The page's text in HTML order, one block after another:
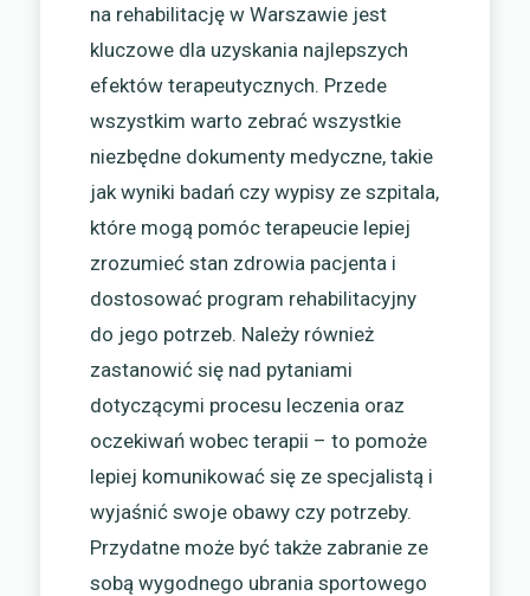
na rehabilitację w Warszawie jest
kluczowe dla uzyskania najlepszych
efektów terapeutycznych. Przede
wszystkim warto zebrać wszystkie
niezbędne dokumenty medyczne, takie
jak wyniki badań czy wypisy ze szpitala,
które mogą pomóc terapeucie lepiej
zrozumieć stan zdrowia pacjenta i
dostosować program rehabilitacyjny
do jego potrzeb. Należy również
zastanowić się nad pytaniami
dotyczącymi procesu leczenia oraz
oczekiwań wobec terapii – to pomoże
lepiej komunikować się ze specjalistą i
wyjaśnić swoje obawy czy potrzeby.
Przydatne może być także zabranie ze
sobą wygodnego ubrania sportowego